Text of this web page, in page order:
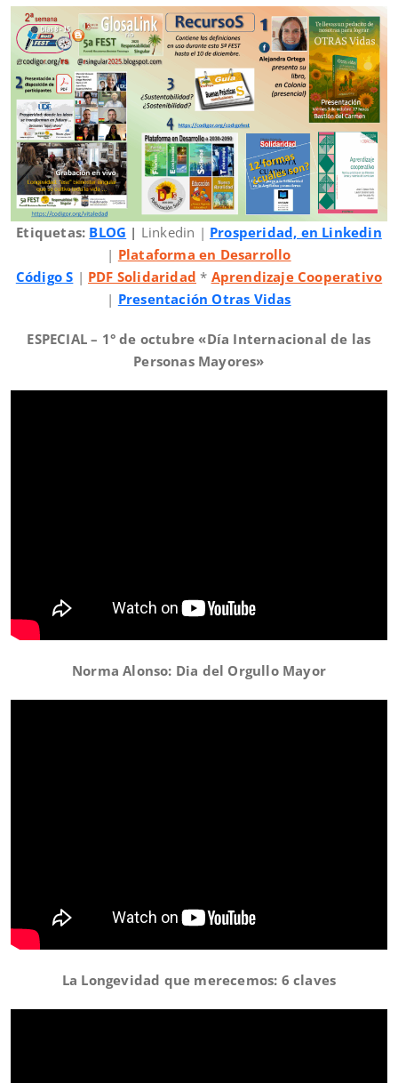
Etiquetas: BLOG | Linkedin | Prosperidad, en Linkedin
| Plataforma en Desarrollo
Código S | PDF Solidaridad * Aprendizaje Cooperativo
| Presentación Otras Vidas
ESPECIAL – 1° de octubre «Día Internacional de las
Personas Mayores»
Norma Alonso: Dia del Orgullo Mayor
La Longevidad que merecemos: 6 claves